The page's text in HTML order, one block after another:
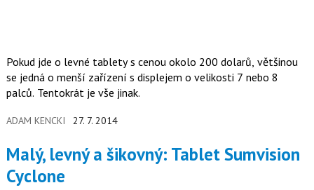
Pokud jde o levné tablety s cenou okolo 200 dolarů, většinou
se jedná o menší zařízení s displejem o velikosti 7 nebo 8
palců. Tentokrát je vše jinak.
ADAM KENCKI 27. 7. 2014
Malý, levný a šikovný: Tablet Sumvision
Cyclone